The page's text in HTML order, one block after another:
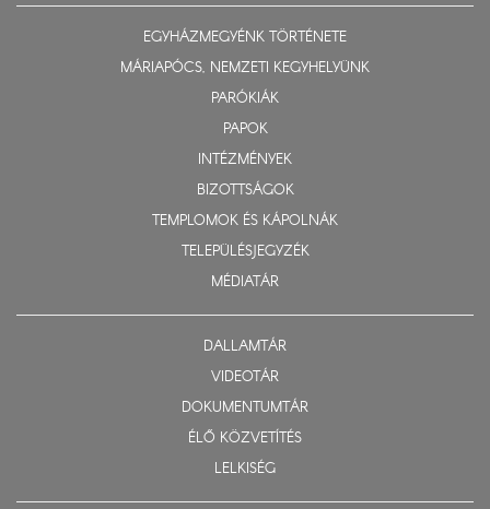
EGYHÁZMEGYÉNK TÖRTÉNETE
MÁRIAPÓCS, NEMZETI KEGYHELYÜNK
PARÓKIÁK
PAPOK
INTÉZMÉNYEK
BIZOTTSÁGOK
TEMPLOMOK ÉS KÁPOLNÁK
TELEPÜLÉSJEGYZÉK
MÉDIATÁR
DALLAMTÁR
VIDEOTÁR
DOKUMENTUMTÁR
ÉLŐ KÖZVETÍTÉS
LELKISÉG